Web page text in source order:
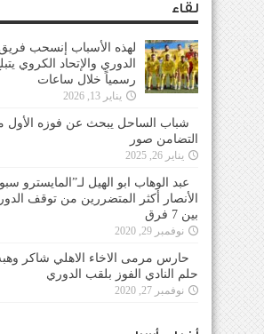
لقاء
لهذه الأسباب إنسحب
الدوري والإتحاد الكروي
رسمياً خلال ساعات
يناير 13, 2026
شباب الساحل يبحث عن فوزه الأول
التضامن صور
يناير 26, 2025
عبد الوهاب ابو الهيل لـ”المايسترو
الأنصار أكثر المتضررين من توقف
بين 7 فرق
نوفمبر 29, 2020
حارس مرمى الاخاء الاهلي شاكر
حلم النادي الفوز بلقب الدوري
نوفمبر 27, 2020